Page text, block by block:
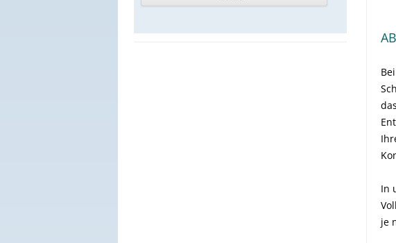
In
je